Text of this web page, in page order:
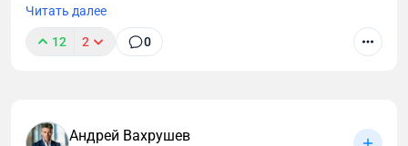
Читать далее
12 2 0
Андрей Вахрушев